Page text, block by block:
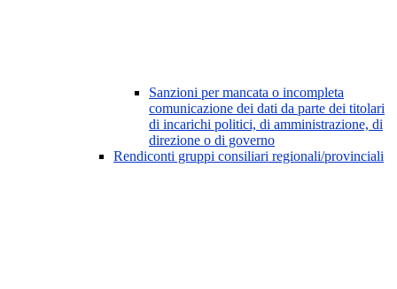
Sanzioni per mancata o incompleta
comunicazione dei dati da parte dei titolari
di incarichi politici, di amministrazione, di
direzione o di governo
Rendiconti gruppi consiliari regionali/provinciali